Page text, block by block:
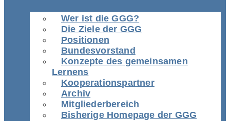
Wer ist die GGG?
Die Ziele der GGG
Positionen
Bundesvorstand
Konzepte des gemeinsamen
Lernens
Kooperationspartner
Archiv
Mitgliederbereich
Bisherige Homepage der GGG